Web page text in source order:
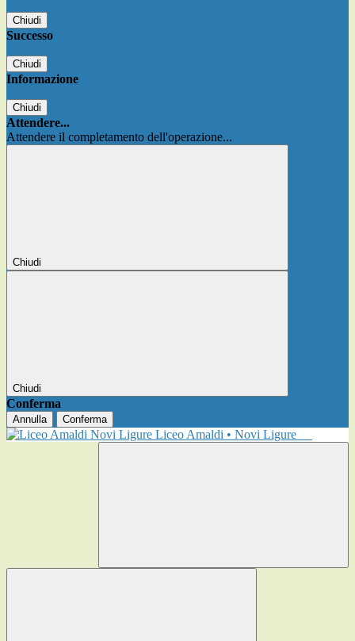
Chiudi
Successo
Chiudi
Informazione
Chiudi
Attendere...
Attendere il completamento dell'operazione...
Chiudi
Chiudi
Conferma
Annulla Conferma
Liceo Amaldi • Novi Ligure